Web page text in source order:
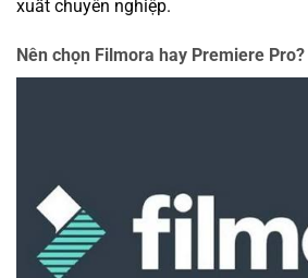
xuất chuyên nghiệp.
Nên chọn Filmora hay Premiere Pro?